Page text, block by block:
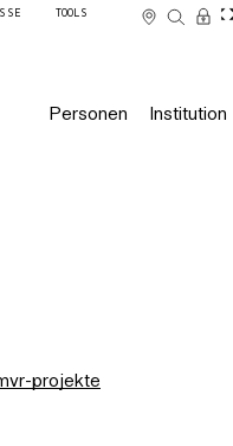
TOOLS
Personen Institution
projekte